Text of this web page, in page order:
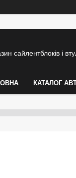
сайлентблоків і
КАТАЛОГ